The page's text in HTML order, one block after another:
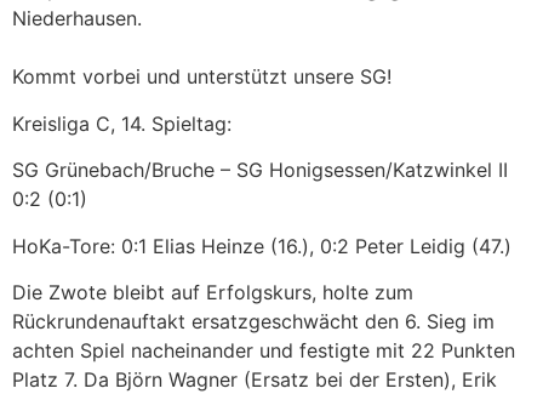
Niederhausen.
Kommt vorbei und unterstützt unsere SG!
Kreisliga C, 14. Spieltag:
SG Grünebach/Bruche – SG Honigsessen/Katzwinkel II
0:2 (0:1)
HoKa-Tore: 0:1 Elias Heinze (16.), 0:2 Peter Leidig (47.)
Die Zwote bleibt auf Erfolgskurs, holte zum
Rückrundenauftakt ersatzgeschwächt den 6. Sieg im
achten Spiel nacheinander und festigte mit 22 Punkten
Platz 7. Da Björn Wagner (Ersatz bei der Ersten), Erik